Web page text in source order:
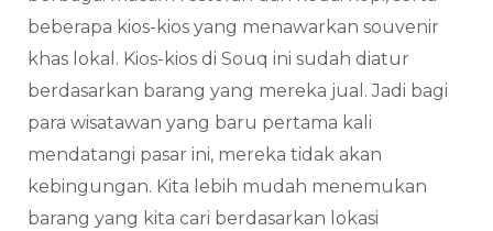
beberapa kios-kios yang menawarkan souvenir
khas lokal. Kios-kios di Souq ini sudah diatur
berdasarkan barang yang mereka jual. Jadi bagi
para wisatawan yang baru pertama kali
mendatangi pasar ini, mereka tidak akan
kebingungan. Kita lebih mudah menemukan
barang yang kita cari berdasarkan lokasi